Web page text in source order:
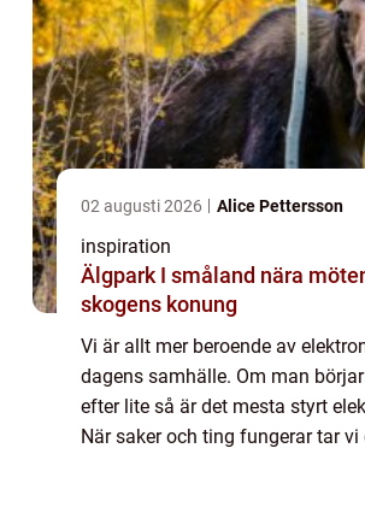
02 augusti 2026 Alice Pettersson
inspiration
Älgpark I småland nära möten med
skogens konung
Vi är allt mer beroende av
dagens samhälle. Om man
efter lite så är det mesta styrt
När saker och ting fungerar tar vi